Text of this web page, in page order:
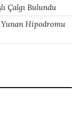
Çalgı Bulundu
Yunan Hipodromu